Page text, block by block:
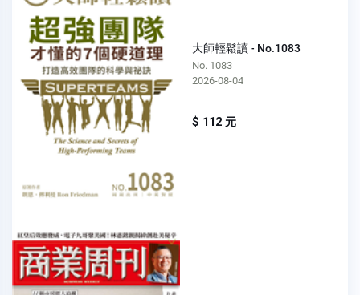
大師輕鬆讀 - No.1083
No. 1083
2026-08-04
$ 112 元